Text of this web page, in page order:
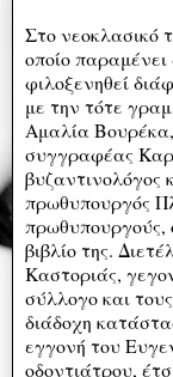
Στο νεοκλασικό
οποίο παραμένει
φιλοξενηθεί
με την τότε
Αμαλία
συγγραφέας
βυζαντινολόγος
πρωθυπουργός
πρωθυπουργούς,
βιβλίο της.
Καστοριάς,
σύλλογο και
διάδοχη
εγγονή του
οδοντιάτρου,